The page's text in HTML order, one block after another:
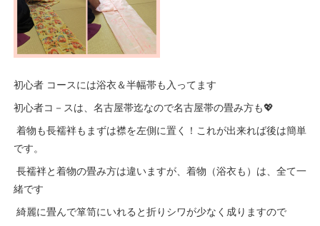
初心者 コースには浴衣＆半幅帯も入ってます
初心者コ－スは、名古屋帯迄なので名古屋帯の畳み方も💖
着物も長襦袢もまずは襟を左側に置く！これが出来れば後は簡単
です。
長襦袢と着物の畳み方は違いますが、着物（浴衣も）は、全て一
緒です
綺麗に畳んで箪笥にいれると折りシワが少なく成りますので